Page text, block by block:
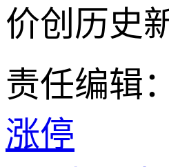
价创历史
责任编辑
涨停